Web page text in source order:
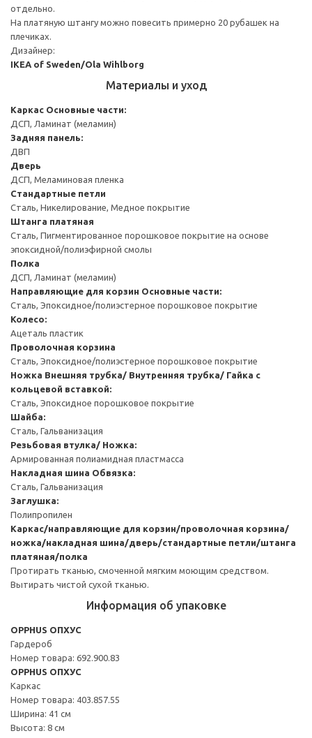
отдельно.
На платяную штангу можно повесить примерно 20 рубашек на
плечиках.
Дизайнер:
IKEA of Sweden/Ola Wihlborg
Материалы и уход
Каркас Основные части:
ДСП, Ламинат (меламин)
Задняя панель:
ДВП
Дверь
ДСП, Меламиновая пленка
Стандартные петли
Сталь, Никелирование, Медное покрытие
Штанга платяная
Сталь, Пигментированное порошковое покрытие на основе
эпоксидной/полиэфирной смолы
Полка
ДСП, Ламинат (меламин)
Направляющие для корзин Основные части:
Сталь, Эпоксидное/полиэстерное порошковое покрытие
Колесо:
Ацеталь пластик
Проволочная корзина
Сталь, Эпоксидное/полиэстерное порошковое покрытие
Ножка Внешняя трубка/ Внутренняя трубка/ Гайка с
кольцевой вставкой:
Сталь, Эпоксидное порошковое покрытие
Шайба:
Сталь, Гальванизация
Резьбовая втулка/ Ножка:
Армированная полиамидная пластмасса
Накладная шина Обвязка:
Сталь, Гальванизация
Заглушка:
Полипропилен
Каркас/направляющие для корзин/проволочная корзина/
ножка/накладная шина/дверь/стандартные петли/штанга
платяная/полка
Протирать тканью, смоченной мягким моющим средством.
Вытирать чистой сухой тканью.
Информация об упаковке
OPPHUS ОПХУС
Гардероб
Номер товара: 692.900.83
OPPHUS ОПХУС
Каркас
Номер товара: 403.857.55
Ширина: 41 см
Высота: 8 см